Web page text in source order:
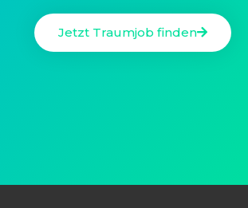
Jetzt Traumjob finden